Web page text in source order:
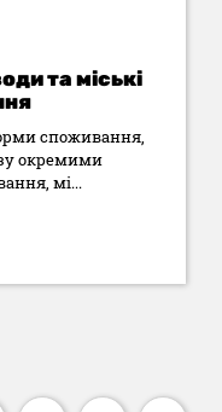
та міські
споживання,
окремими
мі...